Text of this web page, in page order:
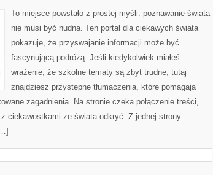
To miejsce powstało z prostej myśli: poznawanie świata
nie musi być nudna. Ten portal dla ciekawych świata
pokazuje, że przyswajanie informacji może być
fascynującą podróżą. Jeśli kiedykolwiek miałeś
wrażenie, że szkolne tematy są zbyt trudne, tutaj
znajdziesz przystępne tłumaczenia, które pomagają
zagadnienia. Na stronie czeka połączenie treści,
ciekawostkami ze świata odkryć. Z jednej strony